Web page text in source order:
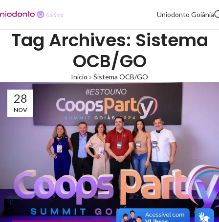
Uniodonto Goiânia
Tag Archives: Sistema
OCB/GO
Início » Sistema OCB/GO
28
NOV